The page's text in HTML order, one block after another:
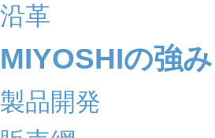
沿革
MIYOSHIの強み
製品開発